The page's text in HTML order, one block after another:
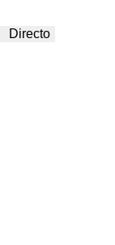
Directo